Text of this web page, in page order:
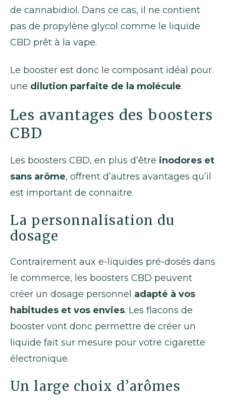
de cannabidiol. Dans ce cas, il ne contient
pas de propylène glycol comme le liquide
CBD prêt à la vape.
Le booster est donc le composant idéal pour
une dilution parfaite de la molécule.
Les avantages des boosters
CBD
Les boosters CBD, en plus d’être inodores et
sans arôme, offrent d’autres avantages qu’il
est important de connaitre.
La personnalisation du
dosage
Contrairement aux e-liquides pré-dosés dans
le commerce, les boosters CBD peuvent
créer un dosage personnel adapté à vos
habitudes et vos envies. Les flacons de
booster vont donc permettre de créer un
liquide fait sur mesure pour votre cigarette
électronique.
Un large choix d’arômes